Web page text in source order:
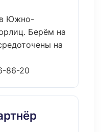
в Южно-
Берём на
на
86-20